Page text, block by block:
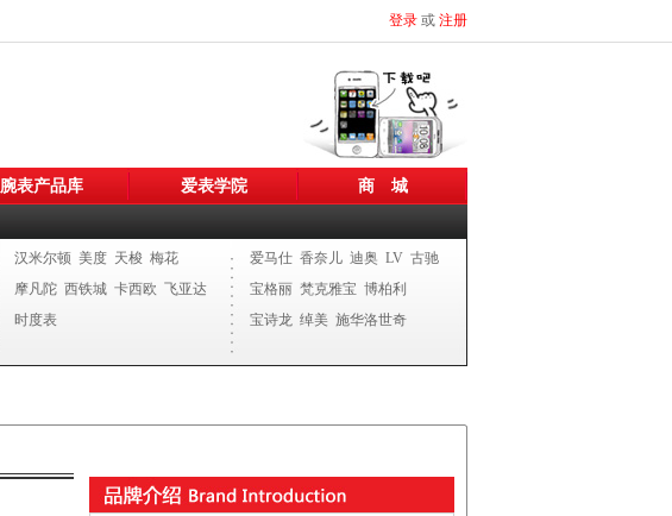
登录 或 注册
腕表产品库 爱表学院 商 城
汉米尔顿 美度 天梭 梅花
摩凡陀 西铁城 卡西欧 飞亚达
时度表
爱马仕 香奈儿 迪奥 LV 古驰
宝格丽 梵克雅宝 博柏利
宝诗龙 绰美 施华洛世奇